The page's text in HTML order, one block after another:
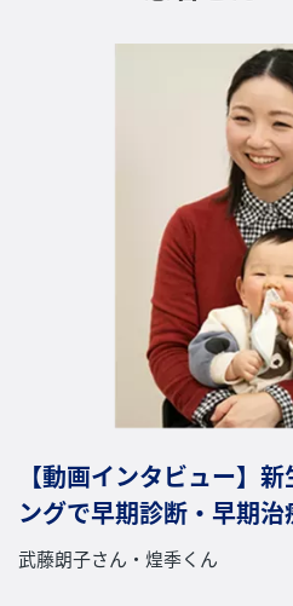
【動画インタビュー】
ングで早期診断・早期
武藤朗子さん・煌季くん